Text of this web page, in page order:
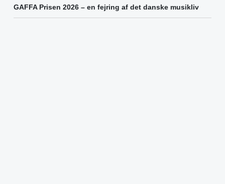
GAFFA Prisen 2026 – en fejring af det danske musikliv